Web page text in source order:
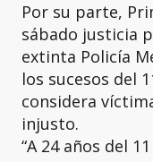
Por su parte,
sábado justicia
extinta Policía
los sucesos del
considera
injusto.
“A 24 años del